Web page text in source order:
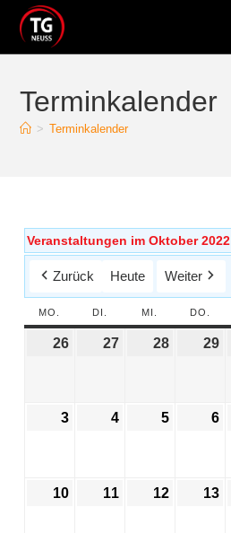
Terminkalender
> Terminkalender
Veranstaltungen im Oktober 2022
Zurück Heute Weiter
MO. DI. MI. DO.
26 27 28 29
3 4 5 6
10 11 12 13